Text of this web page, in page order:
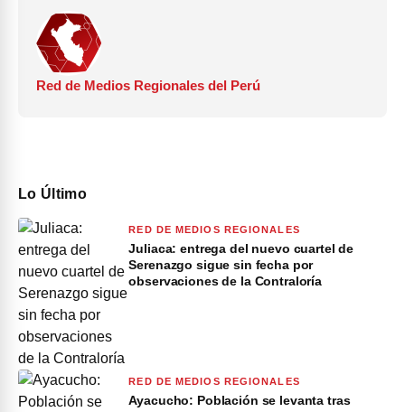
Red de Medios Regionales del Perú
Lo Último
RED DE MEDIOS REGIONALES
Juliaca: entrega del nuevo cuartel de
Serenazgo sigue sin fecha por
observaciones de la Contraloría
RED DE MEDIOS REGIONALES
Ayacucho: Población se levanta tras